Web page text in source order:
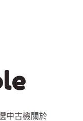
中古機關於